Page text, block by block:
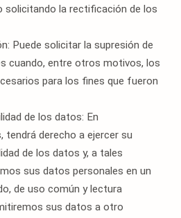
solicitando la rectificación de los
Puede solicitar la supresión de
cuando, entre otros motivos, los
para los fines que fueron
de los datos: En
tendrá derecho a ejercer su
de los datos y, a tales
sus datos personales en un
de uso común y lectura
sus datos a otro